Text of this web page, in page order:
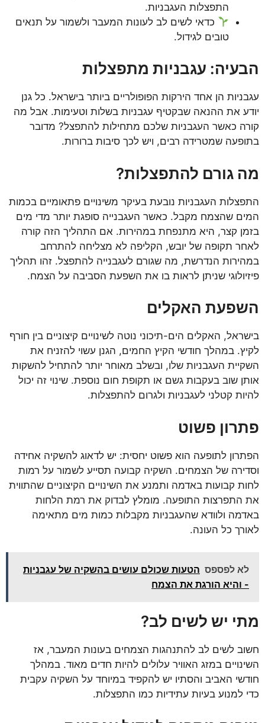
התפצלות העגבניות.
כדאי לשים לב לעונות המעבר ולשמור על תנאים
טובים לגידול.
הבעיה: עגבניות מתפצלות
עגבניות הן אחד הירקות הפופולריים ביותר בישראל. כל גנן
יודע את ההנאה שבקטיף עגבניות בשלות וטעימות. אבל מה
קורה כאשר העגבניות שלכם מתחילות להתפצל? מדובר
בתופעה שמטרידה רבים, ויש לכך סיבות ברורות.
מה גורם להתפצלות?
התפצלות העגבניות נובעת בעיקר משינויים פתאומיים בכמות
המים שהצמח מקבל. כאשר העגבנייה סופגת יותר מדי מים
בזמן קצר, היא מתנפחת במהירות. אם התהליך הזה קורה
לאחר תקופה של יובש, הקליפה לא מצליחה להתרחב
במהירות הנדרשת, מה שגורם לעגבנייה להתפצל. זהו תהליך
פיזיולוגי שניתן לראות בו את השפעת הסביבה על הצמח.
השפעת האקלים
בישראל, האקלים הים-תיכוני נוטה לשינויים קיצוניים בין חורף
לקיץ. במהלך חודשי הקיץ החמים, הגנן עשוי להזניח את
השקיית העגבניות שלו, ובשלב מאוחר יותר להתחיל להשקות
אותן שוב בעקבות גשם או תקופת חום נוספת. שינוי זה יכול
להיות קטלני לעגבניות ולגרום להתפצלות.
פתרון פשוט
הפתרון לתופעה הוא פשוט יחסית: יש לדאוג להשקיה אחידה
וסדירה של הצמחים. השקיה קבועה תסייע לשמור על רמות
לחות קבועות באדמה ותמנע את השינויים הקיצוניים שהתווית
את התפרצות התופעה. מומלץ לבדוק את רמת הלחות
באדמה ולוודא שהעגבניות מקבלות כמות מים מתאימה
לאורך כל העונה.
לא לפספס הטעות שכולם עושים בהשקיה של עגבניות
- והיא הורגת את הצמח
מתי יש לשים לב?
חשוב לשים לב להתנהגות הצמחים בעונות המעבר, אז
השינויים במזג האוויר עלולים להיות חדים מאוד. במהלך
חודשי האביב והסתיו יש להקפיד במיוחד על השקיה עקבית
כדי למנוע בעיות עתידיות כמו התפצלות.